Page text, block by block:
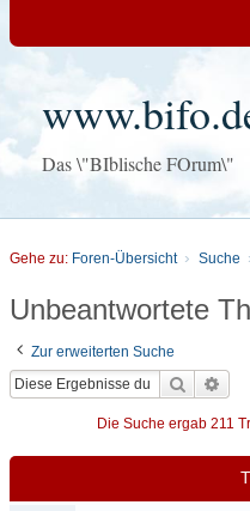
Das \"BIblische FOrum\"
Gehe zu: Foren-Übersicht Suche
Unbeantwortete
Zur erweiterten Suche
Suche
Die Suche ergab 211